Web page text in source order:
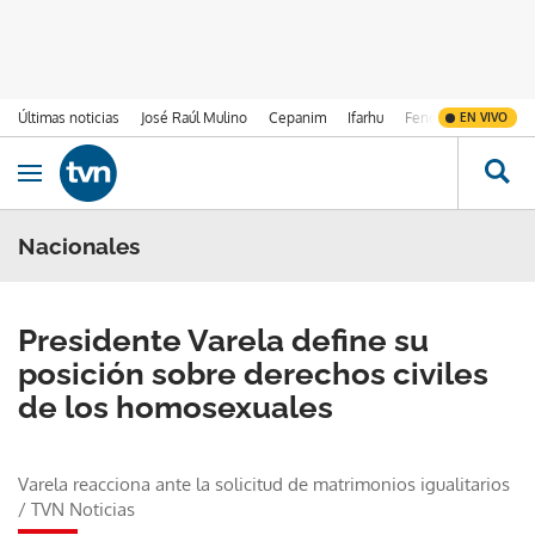
Últimas noticias José Raúl Mulino Cepanim Ifarhu Fenómeno de El
EN VIVO
Ir al contenido
Obrir navegació
Nacionales
Presidente Varela define su
posición sobre derechos civiles
de los homosexuales
Varela reacciona ante la solicitud de matrimonios igualitarios
/ TVN Noticias